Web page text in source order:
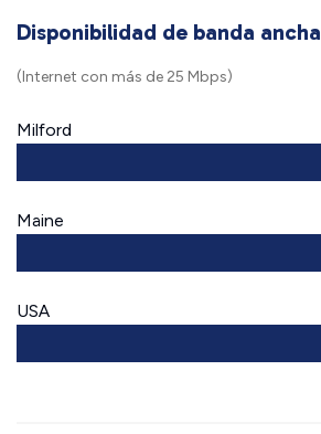
Disponibilidad de banda ancha
(Internet con más de 25 Mbps)
Milford
Maine
USA